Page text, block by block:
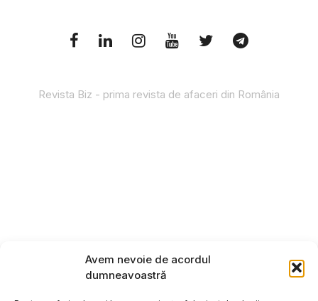
Avem nevoie de acordul
dumneavoastră
Revista Biz - prima revista de afaceri din România